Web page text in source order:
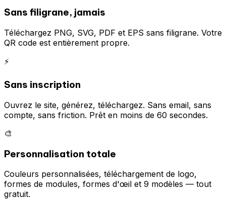
Sans filigrane, jamais
Téléchargez PNG, SVG, PDF et EPS sans filigrane. Votre
QR code est entièrement propre.
⚡
Sans inscription
Ouvrez le site, générez, téléchargez. Sans email, sans
compte, sans friction. Prêt en moins de 60 secondes.
🎨
Personnalisation totale
Couleurs personnalisées, téléchargement de logo,
formes de modules, formes d'œil et 9 modèles — tout
gratuit.